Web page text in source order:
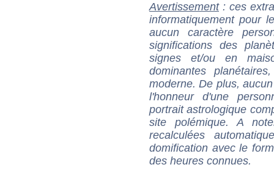
Avertissement: ces
informatiquement pour
aucun caractère
significations des
signes et/ou en
dominantes
moderne. De plus,
l'honneur d'une
portrait astrologique
site polémique. A
recalculées
domification avec le
des heures connues.